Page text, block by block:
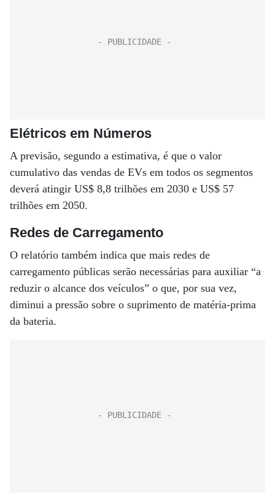
Elétricos em Números
A previsão, segundo a estimativa, é que o valor
cumulativo das vendas de EVs em todos os segmentos
deverá atingir US$ 8,8 trilhões em 2030 e US$ 57
trilhões em 2050.
Redes de Carregamento
O relatório também indica que mais redes de
carregamento públicas serão necessárias para auxiliar “a
reduzir o alcance dos veículos” o que, por sua vez,
diminui a pressão sobre o suprimento de matéria-prima
da bateria.